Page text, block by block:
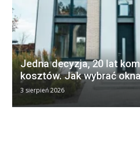
Jedna decyzja, 20 lat
kosztów. Jak wybrać
3 sierpień 2026